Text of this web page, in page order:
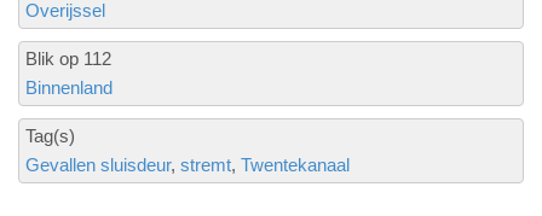
Overijssel
Blik op 112
Binnenland
Tag(s)
Gevallen sluisdeur stremt Twentekanaal